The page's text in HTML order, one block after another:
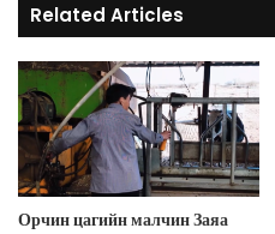
Related Articles
Орчин цагийн малчин Заяа